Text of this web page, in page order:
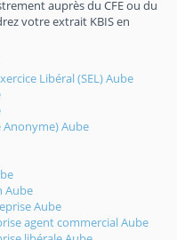
auprès du CFE ou du
votre extrait KBIS en
Libéral (SEL) Aube
Anonyme) Aube
Aube
Aube
agent commercial Aube